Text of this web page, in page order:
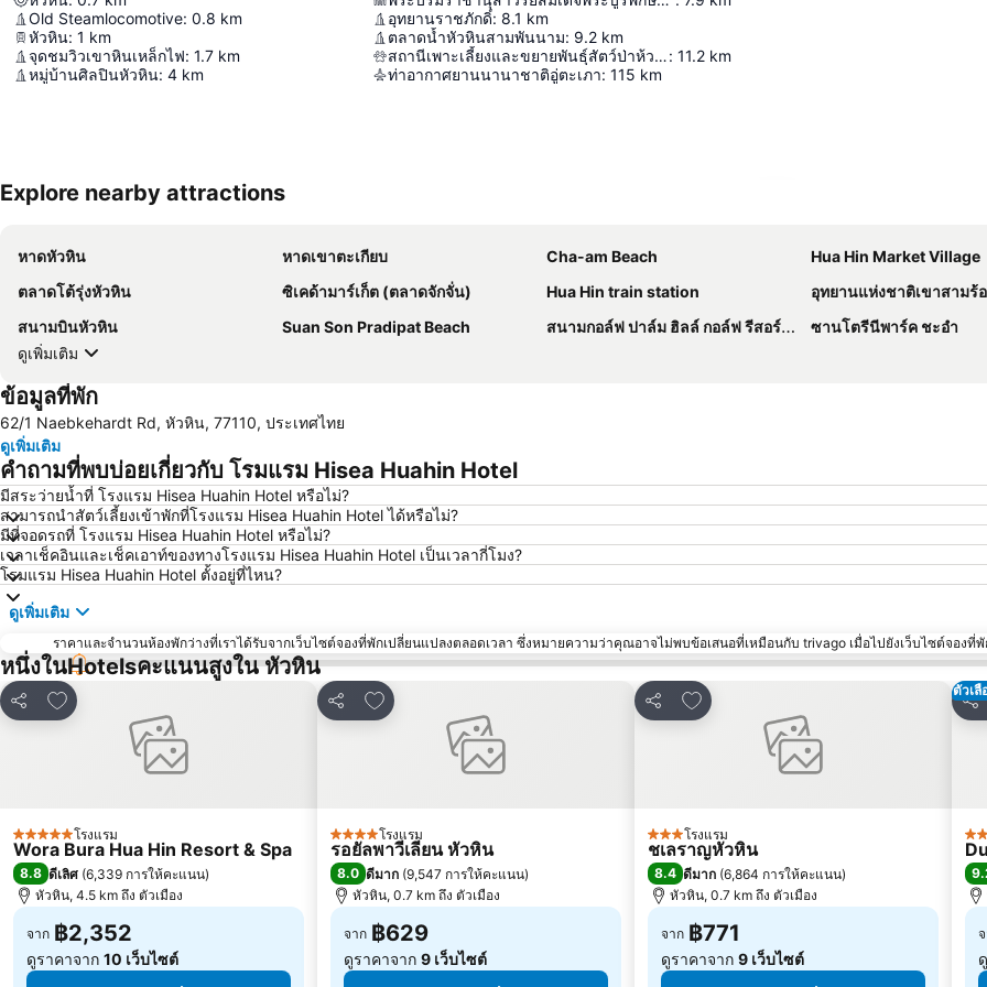
Old Steamlocomotive: 0.8 km
หัวหิน: 1 km
จุดชมวิวเขาหินเหล็กไฟ: 1.7 km
หมู่บ้านศิลปินหัวหิน: 4 km
อุทยานราชภักดิ์: 8.1 km
ตลาดน้ำหัวหินสามพันนาม: 9.2 km
สถานีเพาะเลี้ยงและขยายพันธุ์สัตว์ป่าห้วยทราย: 11.2 km
ท่าอากาศยานนานาชาติอู่ตะเภา: 115 km
Explore nearby attractions
หาดหัวหิน หาดเขาตะเกียบ Cha-am Beach
Hua Hin Market Village
ตลาดโต้รุ่งหัวหิน
ซิเคด้ามาร์เก็ต (ตลาดจักจั่น) Hua Hin train station
อุทยานแห่งชาติเขาสามร้
สนามบินหัวหิน
Suan Son Pradipat Beach สนามกอล์ฟ ปาล์ม ฮิลล์ กอล์ฟ รีสอร์ท แอนด์ คันทรีคลับ
ซานโตรีนีพาร์ค ชะอำ
ดูเพิ่มเติม
ข้อมูลที่พัก
62/1 Naebkehardt Rd, หัวหิน, 77110, ประเทศไทย
ดูเพิ่มเติม
คำถามที่พบบ่อยเกี่ยวกับ โรมแรม Hisea Huahin Hotel
มีสระว่ายน้ำที่ โรงแรม Hisea Huahin Hotel หรือไม่?
สามารถนำสัตว์เลี้ยงเข้าพักที่โรงแรม Hisea Huahin Hotel ได้หรือไม่?
มีที่จอดรถที่ โรงแรม Hisea Huahin Hotel หรือไม่?
เวลาเช็คอินและเช็คเอาท์ของทางโรงแรม Hisea Huahin Hotel เป็นเวลากี่โมง?
โรมแรม Hisea Huahin Hotel ตั้งอยู่ที่ไหน?
ดูเพิ่มเติม
ราคาและจำนวนห้องพักว่างที่เราได้รับจากเว็บไซต์จองที่พักเปลี่ยนแปลงตลอดเวลา ซึ่งหมายความว่าคุณอาจไม่พบข้อเสนอที่เหมือนกับ trivago เมื่อไปยังเว็บไซต์จองที่
หนึ่งในHotelsคะแนนสูงใน หัวหิน
แชร์
เพิ่มในรายการโปรด
5 ดาว โรงแรม
Wora Bura Hua Hin Resort & Spa
8.8 ดีเลิศ (6,339 การให้คะแนน)
หัวหิน, 4.5 km ถึง ตัวเมือง
จาก ฿2,352
ดูราคาจาก 10 เว็บไซต์
แชร์
เพิ่มในรายการโปรด
4 ดาว โรงแรม
รอยัลพาวีเลียน หัวหิน
8.0 ดีมาก (9,547 การให้คะแนน)
หัวหิน, 0.7 km ถึง ตัวเมือง
จาก ฿629
ดูราคาจาก 9 เว็บไซต์
แชร์
เพิ่มในรายการโปรด
3 ดาวโรงแรม
ชเลราญหัวหิน
8.4 ดีมาก (6,864 การให้คะแนน)
หัวหิน, 0.7 km ถึง ตัวเมือง
จาก ฿771
ดูราคาจาก 9 เว็บไซต์
ตัวเ
แชร์
5